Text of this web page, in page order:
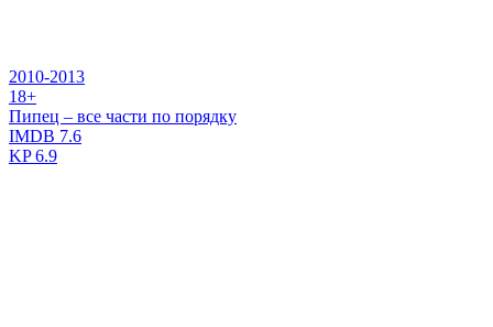
2010-2013
18+
Пипец – все части по порядку
IMDB 7.6
KP6.9